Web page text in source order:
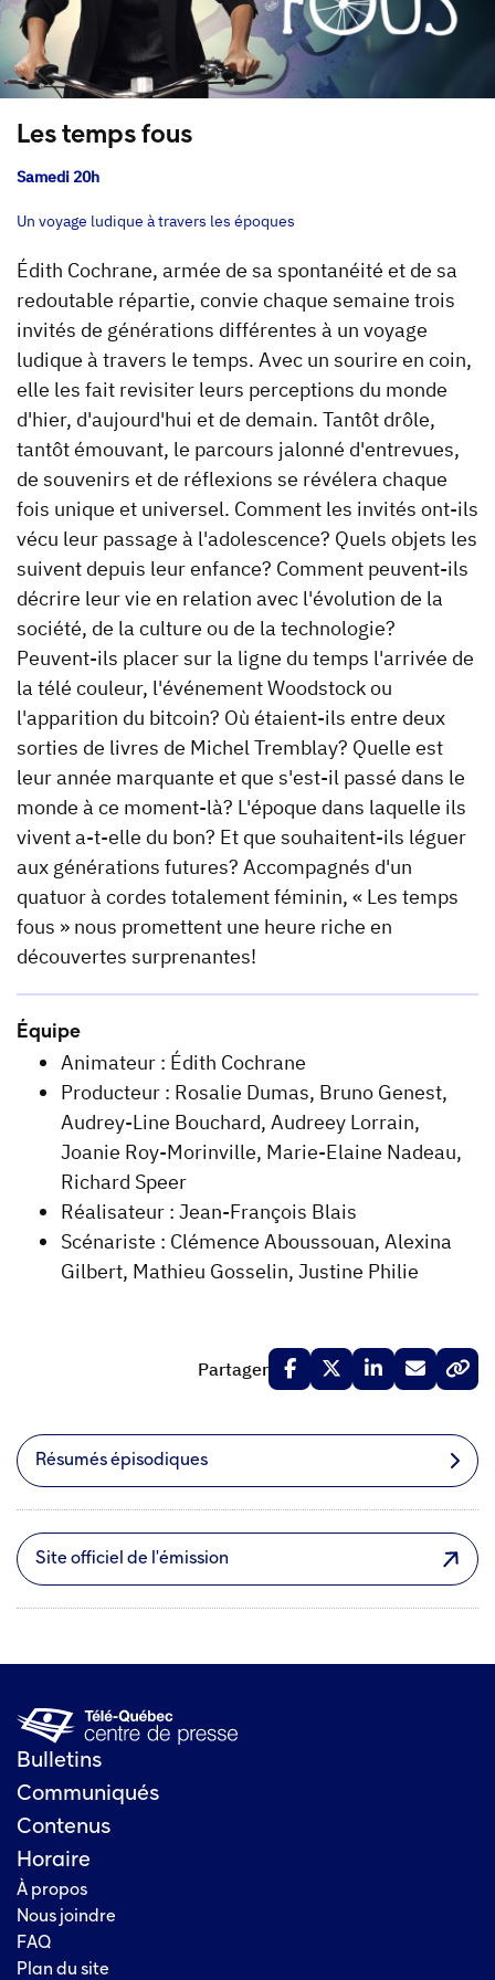
Les temps fous
Samedi 20h
Un voyage ludique à travers les époques
Édith Cochrane, armée de sa spontanéité et de sa
redoutable répartie, convie chaque semaine trois
invités de générations différentes à un voyage
ludique à travers le temps. Avec un sourire en coin,
elle les fait revisiter leurs perceptions du monde
d'hier, d'aujourd'hui et de demain. Tantôt drôle,
tantôt émouvant, le parcours jalonné d'entrevues,
de souvenirs et de réflexions se révélera chaque
fois unique et universel. Comment les invités ont-ils
vécu leur passage à l'adolescence? Quels objets les
suivent depuis leur enfance? Comment peuvent-ils
décrire leur vie en relation avec l'évolution de la
société, de la culture ou de la technologie?
Peuvent-ils placer sur la ligne du temps l'arrivée de
la télé couleur, l'événement Woodstock ou
l'apparition du bitcoin? Où étaient-ils entre deux
sorties de livres de Michel Tremblay? Quelle est
leur année marquante et que s'est-il passé dans le
monde à ce moment-là? L'époque dans laquelle ils
vivent a-t-elle du bon? Et que souhaitent-ils léguer
aux générations futures? Accompagnés d'un
quatuor à cordes totalement féminin, « Les temps
fous » nous promettent une heure riche en
découvertes surprenantes!
Équipe
Animateur : Édith Cochrane
Producteur : Rosalie Dumas, Bruno Genest,
Audrey-Line Bouchard, Audreey Lorrain,
Joanie Roy-Morinville, Marie-Elaine Nadeau,
Richard Speer
Réalisateur : Jean-François Blais
Scénariste : Clémence Aboussouan, Alexina
Gilbert, Mathieu Gosselin, Justine Philie
Partager
Résumés épisodiques
Site officiel de l'émission
Bulletins
Communiqués
Contenus
Horaire
À propos
Nous joindre
FAQ
Plan du site